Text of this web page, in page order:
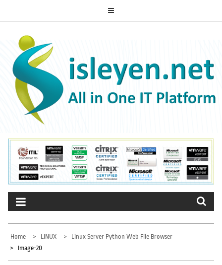
to
ISLEYEN.NET
All-in-One IT Platform
Home LINUX
Linux Server Python Web File Browser
Image-20